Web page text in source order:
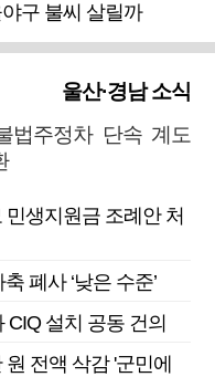
구 불씨 살릴까
울산·경남 소식
법주정차 단속 계도
생지원금 조례안 처
폐사 ‘낮은 수준’
설치 공동 건의
전액 삭감 '군민에